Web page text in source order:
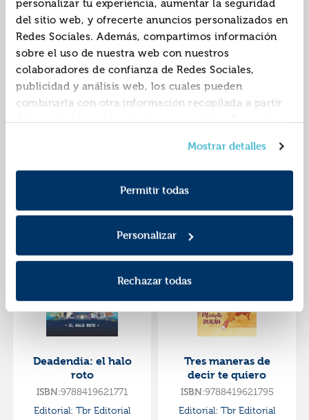
personalizar tu experiencia, aumentar la seguridad
del sitio web, y ofrecerte anuncios personalizados en
Redes Sociales. Además, compartimos información
sobre el uso de nuestra web con nuestros
colaboradores de confianza de Redes Sociales,
publicidad y análisis web, los cuales pueden
combinarla con otra información recopilada a partir
del uso que hayas hecho de sus servicios. Recuerda
consentimiento en cualquier momento. Para más
información consulta laPolítica de Cookiesy la
Política de Privacidad.
Mostrar detalles
Permitir todas
Personalizar
Rechazar todas
Tbr Editorial
Autor:Marshall, Lisette
Flamefall
Editorial:
Autor:Munda, Rosaria
Deadendia: el halo
roto
ISBN:9788419621771
Editorial: Tbr Editorial
Tres maneras de
decir te quiero
ISBN:9788419621795
Editorial: Tbr Editorial